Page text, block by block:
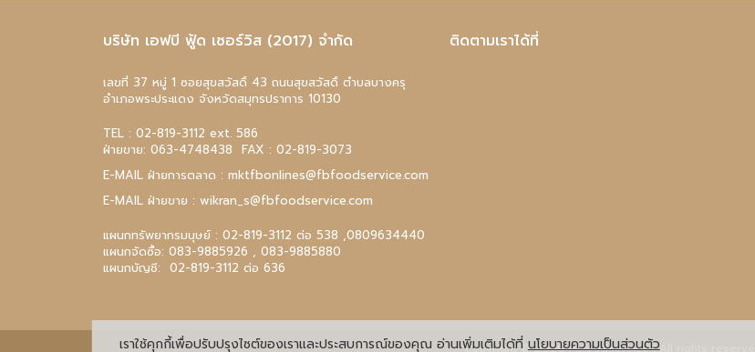
บริษัท เอฟบี ฟู้ด เซอร์วิส (2017) จำกัด
เลขที่ 37 หมู่ 1 ซอยสุขสวัสดิ์ 43 ถนนสุขสวัสดิ์ ตำบลบางครุ
อำเภอพระประแดง จังหวัดสมุทรปราการ 10130
TEL : 02-819-3112 ext. 586
ฝ่ายขาย: 063-4748438 FAX : 02-819-3073
E-MAIL ฝ่ายการตลาด : mktfbonlines@fbfoodservice.com
E-MAIL ฝ่ายขาย : wikran_s@fbfoodservice.com
แผนกทรัพยากรมนุษย์ : 02-819-3112 ต่อ 538 ,0809634440
แผนกจัดซื้อ: 083-9885926 , 083-9885880
แผนกบัญชี: 02-819-3112 ต่อ 636
ติดตามเราได้ที่
Copyright © 2020 Fbfoodservice | All rights reserved
เราใช้คุกกี้เพื่อปรับปรุงไซต์ของเราและประสบการณ์ของคุณ อ่านเพิ่มเติมได้ที่ นโยบายความเป็นส่วนตัว